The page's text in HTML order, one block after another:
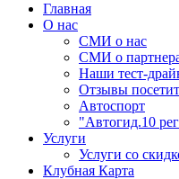
Главная
О нас
СМИ о нас
СМИ о
Наши тест-
Отзывы
Автоспорт
"Автогид.10
Услуги
Услуги со
Клубная Карта